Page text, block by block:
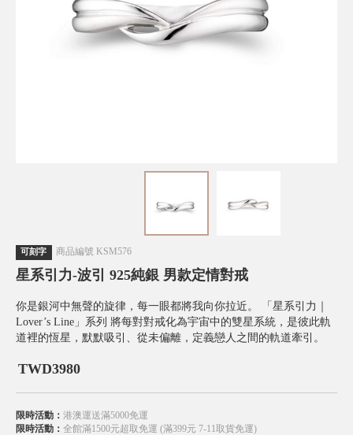
可刻字 商品編號 KSM576
星系引力-波引 925純銀 男款定情對戒
你是銀河中無聲的旋律，每一眼都將我向你拉近。 「星系引力｜
Lover’s Line」系列 將每對對戒化為宇宙中的雙星系統，是彼此軌
道裡的恆星，默默吸引、從未偏離，定義戀人之間的軌道牽引。
TWD3980
限時活動： 港澳運送滿5000免運
限時活動： 全館滿1500元超取免運 (滿399元 7-11取貨免運)